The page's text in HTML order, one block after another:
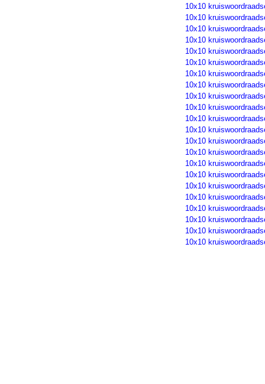
10x10
10x10
10x10
10x10
10x10
10x10
10x10
10x10
10x10
10x10
10x10
10x10
10x10
10x10
10x10
10x10
10x10
10x10
10x10
10x10
10x10
10x10